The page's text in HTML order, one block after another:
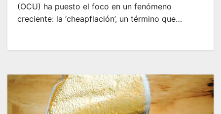
(OCU) ha puesto el foco en un fenómeno
creciente: la ‘cheapflación’, un término que…